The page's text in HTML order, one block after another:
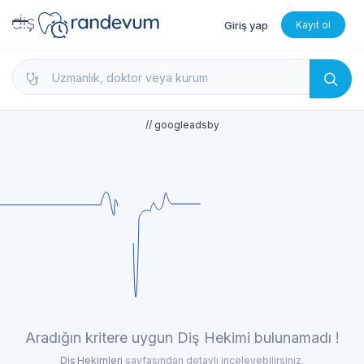
dishekimleri.net - Diş Hekimi Bul, Yorumları İncele
Giriş yap Kayıt ol
// googleadsby
Aradığın kritere uygun Diş Hekimi bulunamadı !
Diş Hekimleri sayfasından detaylı inceleyebilirsiniz.